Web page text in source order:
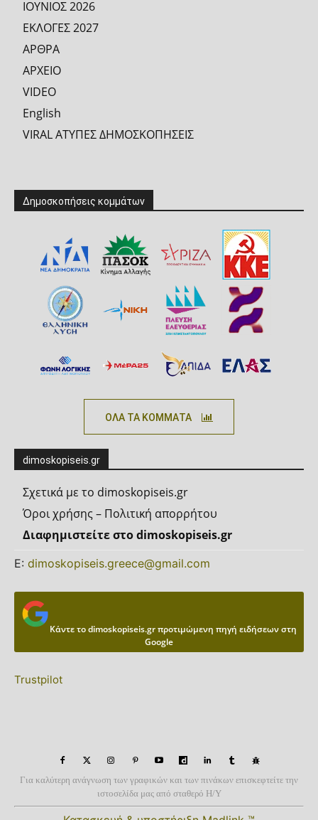
ΙΟΥΝΙΟΣ 2026
ΕΚΛΟΓΕΣ 2027
ΑΡΘΡΑ
ΑΡΧΕΙΟ
VIDEO
English
VIRAL ΑΤΥΠΕΣ ΔΗΜΟΣΚΟΠΗΣΕΙΣ
Δημοσκοπήσεις κομμάτων
ΟΛΑ ΤΑ ΚΟΜΜΑΤΑ
dimoskopiseis.gr
Σχετικά με το dimoskopiseis.gr
Όροι χρήσης – Πολιτική απορρήτου
Διαφημιστείτε στο dimoskopiseis.gr
Ε: dimoskopiseis.greece@gmail.com
Κάντε το dimoskopiseis.gr προτιμώμενη πηγή ειδήσεων στη
Google
Trustpilot
Για καλύτερη ανάγνωση των γραφικών και των πινάκων επισκεφτείτε την
ιστοσελίδα μας από σταθερό Η/Υ